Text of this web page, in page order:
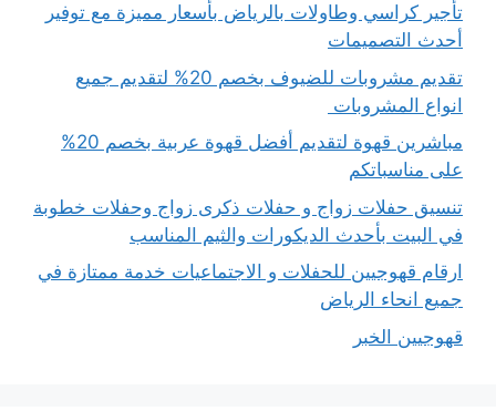
تأجير كراسي وطاولات بالرياض بأسعار مميزة مع توفير
أحدث التصميمات
تقديم مشروبات للضيوف بخصم 20% لتقديم جميع
انواع المشروبات
مباشرين قهوة لتقديم أفضل قهوة عربية بخصم 20%
على مناسباتكم
تنسيق حفلات زواج و حفلات ذكرى زواج وحفلات خطوبة
في البيت بأحدث الديكورات والثيم المناسب
ارقام قهوجيين للحفلات و الاجتماعيات خدمة ممتازة في
جميع انحاء الرياض
قهوجيين الخبر